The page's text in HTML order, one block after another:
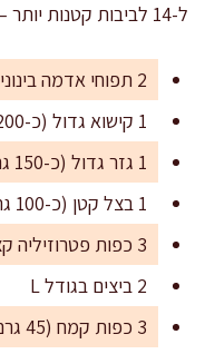
ל-14 לביבות קטנות יותר – אידיאליות לאירוח כמנת פתיחה.
2 תפוחי אדמה בינוניים (כ-350 גרם), קלופים ומגוררים גס
1 קישוא גדול (כ-200 גרם), מגורר גס
1 גזר גדול (כ-150 גרם), מגורר גס
1 בצל קטן (כ-100 גרם), מגורד דק וסחוט
3 כפות פטרוזיליה קצוצה דק
2 ביצים בגודל L
3 כפות קמח (45 גרם), או קמח חומוס לגרסה ללא גלוטן